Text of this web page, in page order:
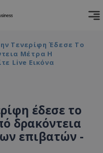
Τενερίφη Έδεσε Το
Μέτρα Η
Live Εικόνα
έδεσε το
δρακόντεια
επιβατών -